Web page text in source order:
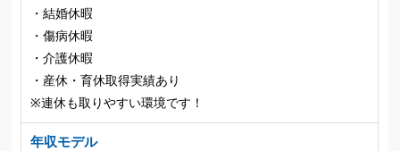
・結婚休暇
・傷病休暇
・介護休暇
・産休・育休取得実績あり
※連休も取りやすい環境です！
年収モデル